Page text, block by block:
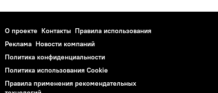
О проекте Контакты Правила использования
Реклама Новости компаний
Политика конфиденциальности
Политика использования Cookie
Правила применения рекомендательных